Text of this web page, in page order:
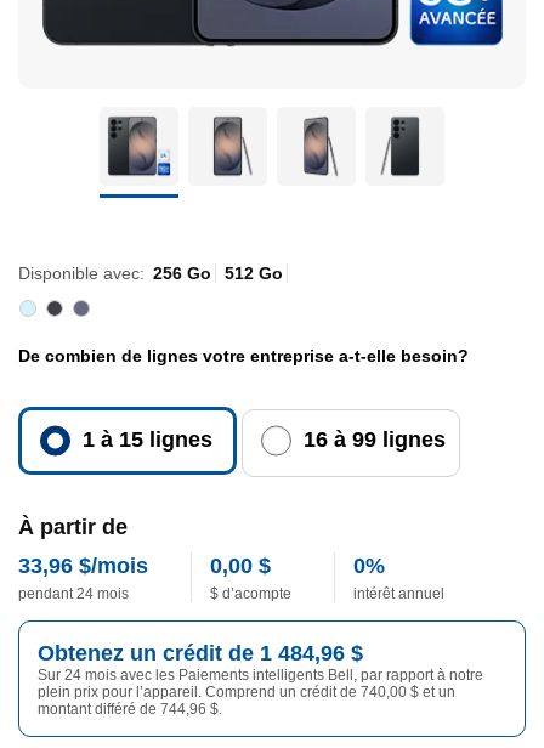
Disponible avec: 256 Go 256 gigaoctets
512 Go
De combien de lignes votre entreprise a-t-elle besoin?
1 à 15 lignes 16 à 99 lignes
À partir de
33,96 $/mois
33 dollars par mois
pendant 24 mois
0,00 $
0 dollars
$ d’acompte
0%
intérêt annuel
Obtenez un crédit de 1 484,96 $1484 dollars
Sur 24 mois avec les Paiements intelligents Bell, par rapport à notre
plein prix pour l’appareil. Comprend un crédit de 740,00 $740 dollars
et un
montant différé de 744,96 $744 dollars
.